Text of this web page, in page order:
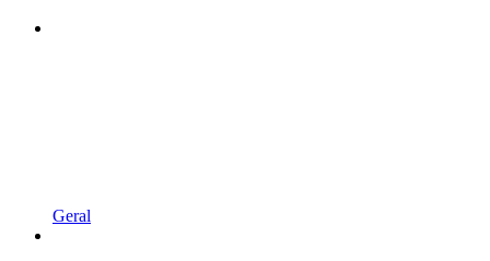
Geral